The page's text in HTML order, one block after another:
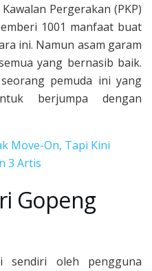
Pergerakan (PKP)
1001 manfaat buat
ini. Namun asam garam
yang bernasib baik.
pemuda ini yang
berjumpa dengan
Move-On, Tapi Kini
3 Artis
Gopeng
sendiri oleh pengguna